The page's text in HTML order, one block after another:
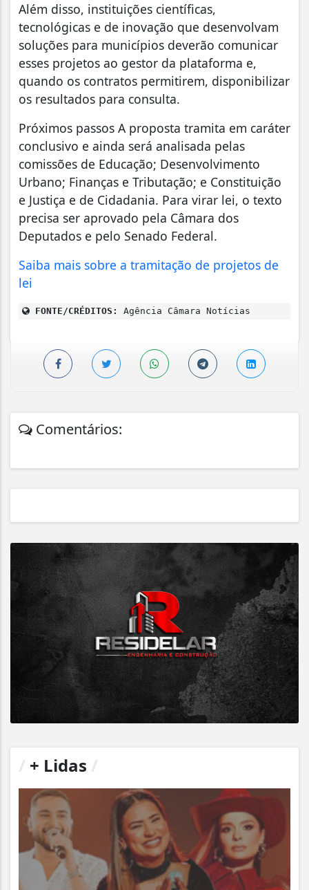
Além disso, instituições científicas,
tecnológicas e de inovação que desenvolvam
soluções para municípios deverão comunicar
esses projetos ao gestor da plataforma e,
quando os contratos permitirem, disponibilizar
os resultados para consulta.
Próximos passos A proposta tramita em caráter
conclusivo e ainda será analisada pelas
comissões de Educação; Desenvolvimento
Urbano; Finanças e Tributação; e Constituição
e Justiça e de Cidadania. Para virar lei, o texto
precisa ser aprovado pela Câmara dos
Deputados e pelo Senado Federal.
Saiba mais sobre a tramitação de projetos de
lei
FONTE/CRÉDITOS: Agência Câmara Notícias
Comentários:
+ Lidas